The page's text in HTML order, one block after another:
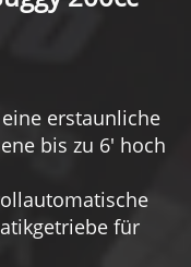
erstaunliche
bis zu 6' hoch
für